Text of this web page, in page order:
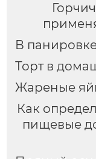
В
Торт в
Жареные
Как
пищевые